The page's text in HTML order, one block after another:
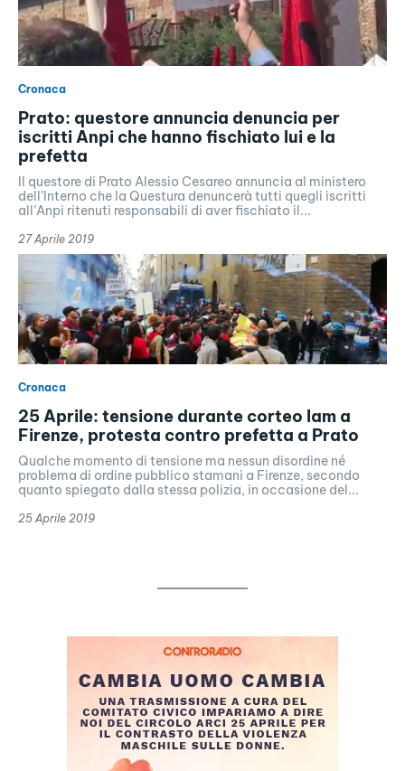
Cronaca
Prato: questore annuncia denuncia per
iscritti Anpi che hanno fischiato lui e la
prefetta
Il questore di Prato Alessio Cesareo annuncia al ministero
dell’Interno che la Questura denuncerà tutti quegli iscritti
all’Anpi ritenuti responsabili di aver fischiato il...
27 Aprile 2019
Cronaca
25 Aprile: tensione durante corteo Iam a
Firenze, protesta contro prefetta a Prato
Qualche momento di tensione ma nessun disordine né
problema di ordine pubblico stamani a Firenze, secondo
quanto spiegato dalla stessa polizia, in occasione del...
25 Aprile 2019